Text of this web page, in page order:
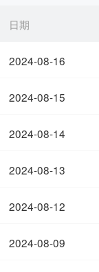
日期
2024-08-16
2024-08-15
2024-08-14
2024-08-13
2024-08-12
2024-08-09